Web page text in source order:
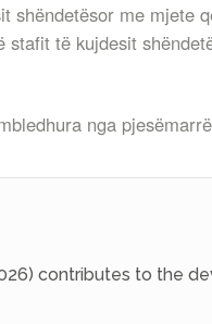
shëndetësor me
të kujdesit
nga
contributes to the